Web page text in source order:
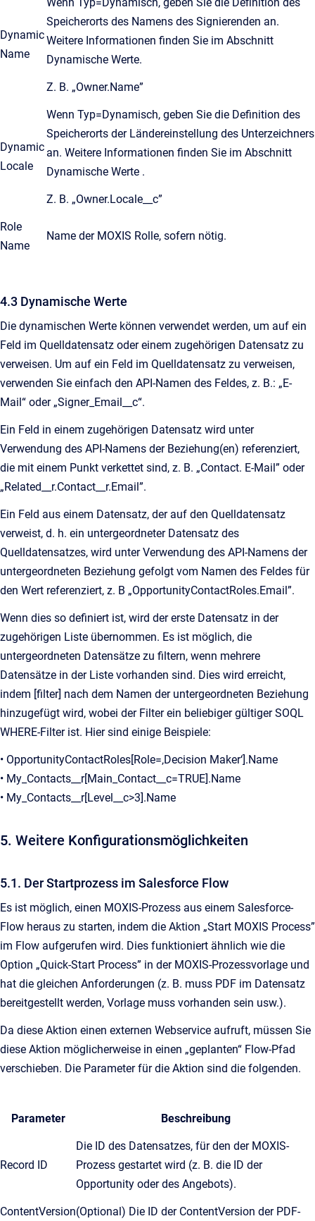
Dynamic
Name
Wenn Typ=Dynamisch, geben Sie die Definition des
Speicherorts des Namens des Signierenden an.
Weitere Informationen finden Sie im Abschnitt
Dynamische Werte.
Z. B. „Owner.Name”
Dynamic
Locale
Wenn Typ=Dynamisch, geben Sie die Definition des
Speicherorts der Ländereinstellung des Unterzeichners
an. Weitere Informationen finden Sie im Abschnitt
Dynamische Werte .
Z. B. „Owner.Locale__c”
Role
Name
Name der MOXIS Rolle, sofern nötig.
4.3 Dynamische Werte
Die dynamischen Werte können verwendet werden, um auf ein
Feld im Quelldatensatz oder einem zugehörigen Datensatz zu
verweisen. Um auf ein Feld im Quelldatensatz zu verweisen,
verwenden Sie einfach den API-Namen des Feldes, z. B.: „E-
Mail“ oder „Signer_Email__c“.
Ein Feld in einem zugehörigen Datensatz wird unter
Verwendung des API-Namens der Beziehung(en) referenziert,
die mit einem Punkt verkettet sind, z. B. „Contact. E-Mail” oder
„Related__r.Contact__r.Email”.
Ein Feld aus einem Datensatz, der auf den Quelldatensatz
verweist, d. h. ein untergeordneter Datensatz des
Quelldatensatzes, wird unter Verwendung des API-Namens der
untergeordneten Beziehung gefolgt vom Namen des Feldes für
den Wert referenziert, z. B „OpportunityContactRoles.Email”.
Wenn dies so definiert ist, wird der erste Datensatz in der
zugehörigen Liste übernommen. Es ist möglich, die
untergeordneten Datensätze zu filtern, wenn mehrere
Datensätze in der Liste vorhanden sind. Dies wird erreicht,
indem [filter] nach dem Namen der untergeordneten Beziehung
hinzugefügt wird, wobei der Filter ein beliebiger gültiger SOQL
WHERE-Filter ist. Hier sind einige Beispiele:
• OpportunityContactRoles[Role=‚Decision Maker‘].Name
• My_Contacts__r[Main_Contact__c=TRUE].Name
• My_Contacts__r[Level__c>3].Name
5. Weitere Konfigurationsmöglichkeiten
5.1. Der Startprozess im Salesforce Flow
Es ist möglich, einen MOXIS-Prozess aus einem Salesforce-
Flow heraus zu starten, indem die Aktion „Start MOXIS Process”
im Flow aufgerufen wird. Dies funktioniert ähnlich wie die
Option „Quick-Start Process” in der MOXIS-Prozessvorlage und
hat die gleichen Anforderungen (z. B. muss PDF im Datensatz
bereitgestellt werden, Vorlage muss vorhanden sein usw.).
Da diese Aktion einen externen Webservice aufruft, müssen Sie
diese Aktion möglicherweise in einen „geplanten“ Flow-Pfad
verschieben. Die Parameter für die Aktion sind die folgenden.
Parameter Beschreibung
Record ID
Die ID des Datensatzes, für den der MOXIS-
Prozess gestartet wird (z. B. die ID der
Opportunity oder des Angebots).
ContentVersion(Optional) Die ID der ContentVersion der PDF-